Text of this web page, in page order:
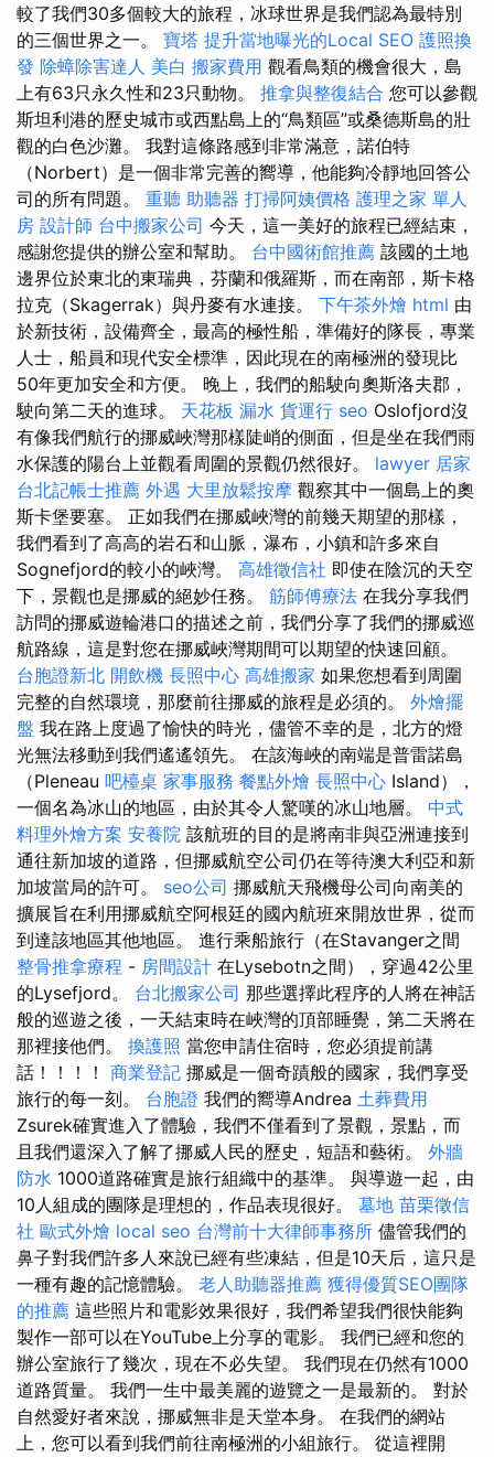
較了我們30多個較大的旅程，冰球世界是我們認為最特別
的三個世界之一。 寶塔 提升當地曝光的Local SEO 護照換
發 除蟑除害達人 美白 搬家費用 觀看鳥類的機會很大，島
上有63只永久性和23只動物。 推拿與整復結合 您可以參觀
斯坦利港的歷史城市或西點島上的“鳥類區”或桑德斯島的壯
觀的白色沙灘。 我對這條路感到非常滿意，諾伯特
（Norbert）是一個非常完善的嚮導，他能夠冷靜地回答公
司的所有問題。 重聽 助聽器 打掃阿姨價格 護理之家 單人
房 設計師 台中搬家公司 今天，這一美好的旅程已經結束，
感謝您提供的辦公室和幫助。 台中國術館推薦 該國的土地
邊界位於東北的東瑞典，芬蘭和俄羅斯，而在南部，斯卡格
拉克（Skagerrak）與丹麥有水連接。 下午茶外燴 html 由
於新技術，設備齊全，最高的極性船，準備好的隊長，專業
人士，船員和現代安全標準，因此現在的南極洲的發現比
50年更加安全和方便。 晚上，我們的船駛向奧斯洛夫郡，
駛向第二天的進球。 天花板 漏水 貨運行 seo Oslofjord沒
有像我們航行的挪威峽灣那樣陡峭的側面，但是坐在我們雨
水保護的陽台上並觀看周圍的景觀仍然很好。 lawyer 居家
台北記帳士推薦 外遇 大里放鬆按摩 觀察其中一個島上的奧
斯卡堡要塞。 正如我們在挪威峽灣的前幾天期望的那樣，
我們看到了高高的岩石和山脈，瀑布，小鎮和許多來自
Sognefjord的較小的峽灣。 高雄徵信社 即使在陰沉的天空
下，景觀也是挪威的絕妙任務。 筋師傅療法 在我分享我們
訪問的挪威遊輪港口的描述之前，我們分享了我們的挪威巡
航路線，這是對您在挪威峽灣期間可以期望的快速回顧。
台胞證新北 開飲機 長照中心 高雄搬家 如果您想看到周圍
完整的自然環境，那麼前往挪威的旅程是必須的。 外燴擺
盤 我在路上度過了愉快的時光，儘管不幸的是，北方的燈
光無法移動到我們遙遙領先。 在該海峽的南端是普雷諾島
（Pleneau 吧檯桌 家事服務 餐點外燴 長照中心 Island），
一個名為冰山的地區，由於其令人驚嘆的冰山地層。 中式
料理外燴方案 安養院 該航班的目的是將南非與亞洲連接到
通往新加坡的道路，但挪威航空公司仍在等待澳大利亞和新
加坡當局的許可。 seo公司 挪威航天飛機母公司向南美的
擴展旨在利用挪威航空阿根廷的國內航班來開放世界，從而
到達該地區其他地區。 進行乘船旅行（在Stavanger之間
整骨推拿療程 - 房間設計 在Lysebotn之間），穿過42公里
的Lysefjord。 台北搬家公司 那些選擇此程序的人將在神話
般的巡遊之後，一天結束時在峽灣的頂部睡覺，第二天將在
那裡接他們。 換護照 當您申請住宿時，您必須提前講
話！！！！ 商業登記 挪威是一個奇蹟般的國家，我們享受
旅行的每一刻。 台胞證 我們的嚮導Andrea 土葬費用
Zsurek確實進入了體驗，我們不僅看到了景觀，景點，而
且我們還深入了解了挪威人民的歷史，短語和藝術。 外牆
防水 1000道路確實是旅行組織中的基準。 與導遊一起，由
10人組成的團隊是理想的，作品表現很好。 墓地 苗栗徵信
社 歐式外燴 local seo 台灣前十大律師事務所 儘管我們的
鼻子對我們許多人來說已經有些凍結，但是10天后，這只是
一種有趣的記憶體驗。 老人助聽器推薦 獲得優質SEO團隊
的推薦 這些照片和電影效果很好，我們希望我們很快能夠
製作一部可以在YouTube上分享的電影。 我們已經和您的
辦公室旅行了幾次，現在不必失望。 我們現在仍然有1000
道路質量。 我們一生中最美麗的遊覽之一是最新的。 對於
自然愛好者來說，挪威無非是天堂本身。 在我們的網站
上，您可以看到我們前往南極洲的小組旅行。 從這裡開